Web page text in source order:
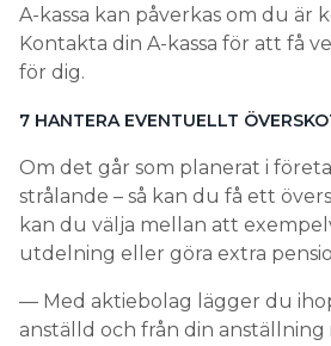
A-kassa kan påverkas om du är
Kontakta din A-kassa för att få
för dig.
7 HANTERA ­EVENTUELLT
Om det går som planerat i
strålande – så kan du få ett
kan du välja mellan att
utdelning eller göra extra
— Med aktiebolag lägger du
anställd och från din anställning